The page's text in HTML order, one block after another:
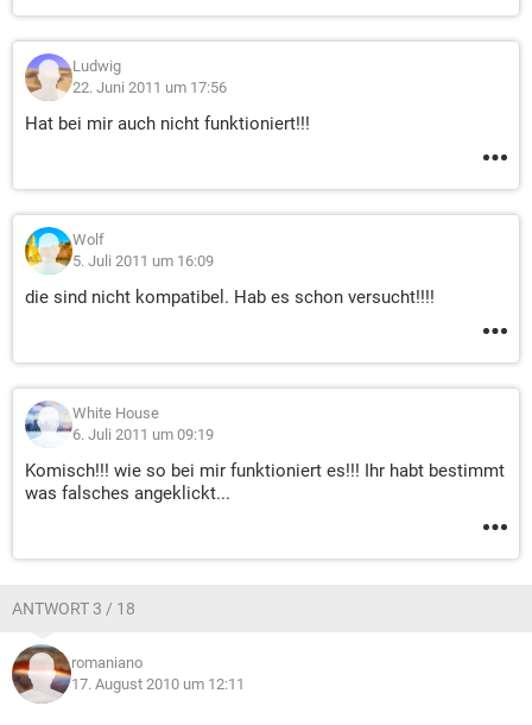
Ludwig
22. Juni 2011 um 17:56
Hat bei mir auch nicht funktioniert!!!
Wolf
5. Juli 2011 um 16:09
die sind nicht kompatibel. Hab es schon versucht!!!!
White House
6. Juli 2011 um 09:19
Komisch!!! wie so bei mir funktioniert es!!! Ihr habt bestimmt
was falsches angeklickt...
ANTWORT 3 / 18
romaniano
17. August 2010 um 12:11